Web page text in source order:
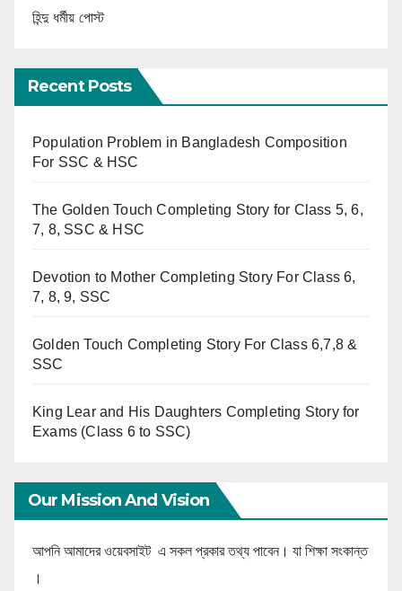
হিন্দু ধর্মীয় পোস্ট
Recent Posts
Population Problem in Bangladesh Composition
For SSC & HSC
The Golden Touch Completing Story for Class 5, 6,
7, 8, SSC & HSC
Devotion to Mother Completing Story For Class 6,
7, 8, 9, SSC
Golden Touch Completing Story For Class 6,7,8 &
SSC
King Lear and His Daughters Completing Story for
Exams (Class 6 to SSC)
Our Mission And Vision
আপনি আমাদের ওয়েবসাইট এ সকল প্রকার তথ্য পাবেন। যা শিক্ষা সংকান্ত
।